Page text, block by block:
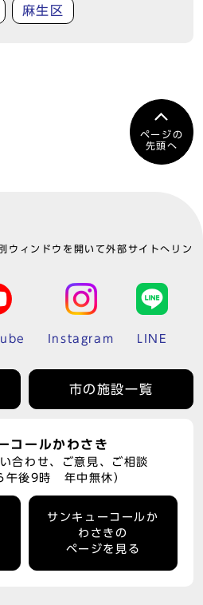
麻生区
ページの
先頭へ
ウィンドウを開いて外部サイトへリン
Instagram LINE
市の施設一覧
コールかわさき
合わせ、ご意見、ご相談
午後9時 年中無休）
サンキューコールか
わさきの
ページを見る